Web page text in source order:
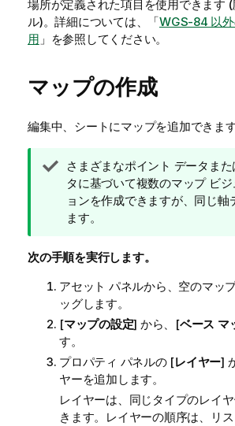
場所が定義された項目を使用できます (
ル)。詳細については、「WGS-84 以
用 」を参照してください。
マップの作成
編集中、シートにマップを追加できます
ヒ
ン
ト
メ
さまざまなポイント データま
タに基づいて複数のマップ ビ
ョンを作成できますが、同じ軸
ます。
次の手順を実行します。
アセット パネルから、空のマッ
ッグします。
[マップの設定] から、[ベース マ
す。
プロパティ パネルの [レイヤー]
ヤーを追加します。
レイヤーは、同じタイプのレイ
きます。レイヤーの順序は、リ